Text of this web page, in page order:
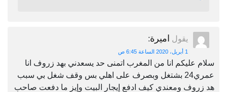
يقول اميرة:
1 أبريل، 2020 الساعة 6:45 ص
سلام عليكم انا من المغرب اتمنى حد يسعدني بهد زروف انا
عمري24 بشتغل وبصرف على اهلي بس وقف شغل بي سبب
هد زروف ومعندي كيف ادفع إيجار البيت وإيز ما دفعت صاحب